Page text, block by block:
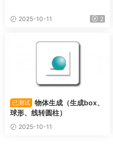
2025-10-11 2
已测试 物体生成（生成box、
球形、线转圆柱）
2025-10-11